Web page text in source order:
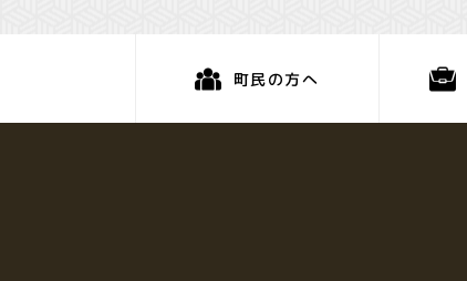
町民の方へ